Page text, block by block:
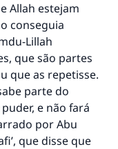
Allah estejam
conseguia
Lillah
que são partes
que as repetisse.
parte do
e não fará
por Abu
que disse que